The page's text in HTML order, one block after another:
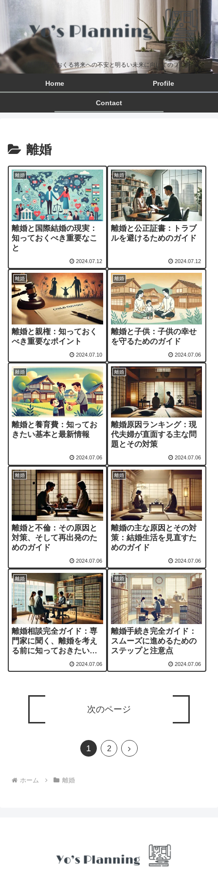
離婚男子がおくる将来への不安と明るい未来に向けてのブログ
Home Profile
Contact
離婚
離婚
離婚と国際結婚の現実：
知っておくべき重要なこ
と
2024.07.12
離婚
離婚と公正証書：トラブ
ルを避けるためのガイド
2024.07.12
離婚
離婚と親権：知っておく
べき重要なポイント
2024.07.10
離婚
離婚と子供：子供の幸せ
を守るためのガイド
2024.07.06
離婚
離婚と養育費：知ってお
きたい基本と最新情報
2024.07.06
離婚
離婚原因ランキング：現
代夫婦が直面する主な問
題とその対策
2024.07.06
離婚
離婚と不倫：その原因と
対策、そして再出発のた
めのガイド
2024.07.06
離婚
離婚の主な原因とその対
策：結婚生活を見直すた
めのガイド
2024.07.06
離婚
離婚相談完全ガイド：専
門家に聞く、離婚を考え
る前に知っておきたいこ
2024.07.06
離婚
離婚手続き完全ガイド：
スムーズに進めるための
ステップと注意点
2024.07.06
次のページ
1 2
次
ホーム 離婚